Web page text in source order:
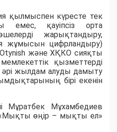
қылмыспен күресте тек
емес, қауіпсіз орта
жарықтандыру,
жұмысын цифрландыру)
Otynish және ХҚКО сияқты
қызметтерді
жылдам алуды дамыту
бірі екенін
Мұратбек Мұхамбедиев
«Мықты өңір – мықты ел»